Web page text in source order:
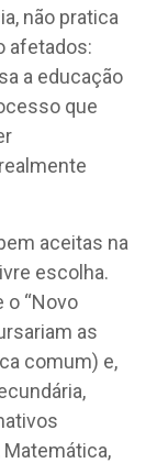
não pratica
afetados:
a educação
que
aceitas na
escolha.
o “Novo
as
comum) e,